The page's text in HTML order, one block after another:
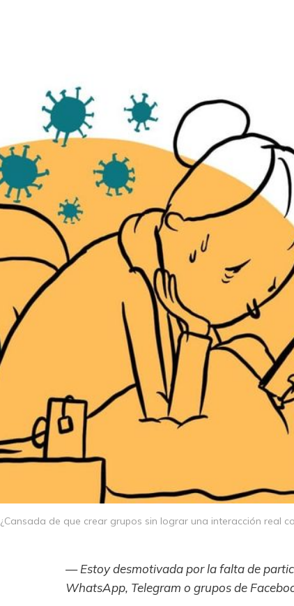
¿Cansada de que crear grupos sin lograr una interacción real
— Estoy desmotivada por la falta de
WhatsApp, Telegram o grupos de